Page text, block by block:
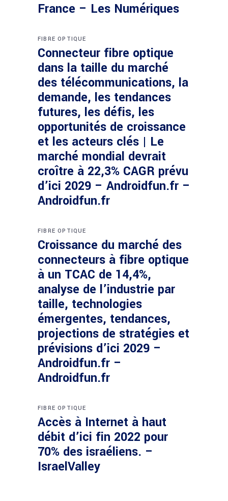
France – Les Numériques
FIBRE OPTIQUE
Connecteur fibre optique
dans la taille du marché
des télécommunications, la
demande, les tendances
futures, les défis, les
opportunités de croissance
et les acteurs clés | Le
marché mondial devrait
croître à 22,3% CAGR prévu
d’ici 2029 – Androidfun.fr –
Androidfun.fr
FIBRE OPTIQUE
Croissance du marché des
connecteurs à fibre optique
à un TCAC de 14,4%,
analyse de l’industrie par
taille, technologies
émergentes, tendances,
projections de stratégies et
prévisions d’ici 2029 –
Androidfun.fr –
Androidfun.fr
FIBRE OPTIQUE
Accès à Internet à haut
débit d’ici fin 2022 pour
70% des israéliens. –
IsraelValley